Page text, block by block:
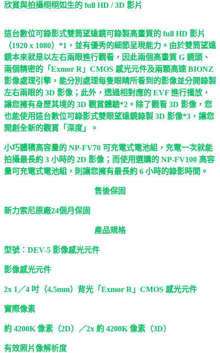
欣賞與拍攝栩栩如生的 full HD / 3D 影片
這台數位可錄影式雙筒望遠鏡可錄製高畫質的 full HD 影片
（1920 x 1080）*1，並有優秀的細節呈現能力。由於雙筒望遠
鏡本來就是以左右兩眼進行觀看，因此兩個高畫質 G 鏡頭、
兩個精密的「Exmor R」CMOS 感光元件及兩顆高速 BIONZ
影像處理引擎，能分別處理每隻眼睛所看到的影像並分開錄製
左右兩眼的 3D 影像；此外，透過相對應的 EVF 進行播放，
讓您擁有身歷其境的 3D 觀賞體驗*2。除了觀看 3D 影像，您
也能使用這台數位可錄影式雙眼望遠鏡錄製 3D 影像*3，讓您
開創全新的觀賞「深度」。
小巧體積高容量的 NP-FV70 可充電式電池組，充電一次就能
拍攝最長約 3 小時的 2D 影像；而使用選購的 NP-FV100 高容
量可充電式電池組，則讓您擁有最長約 6 小時的錄影時間。
售後保固
新力索尼原廠24個月保固
產品規格
型號：DEV-5 影像感光元件
影像感光元件
2x 1／4 吋（4.5mm）背光「Exmor R」CMOS 感光元件
實際像素
約 4200K 像素（2D）／2x 約 4200K 像素（3D）
有效照片像解析度